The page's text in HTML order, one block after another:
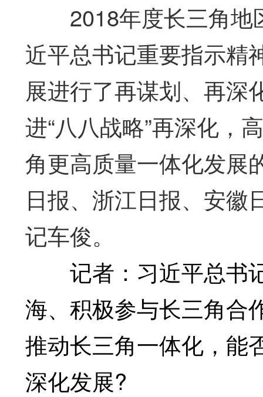
2018年度长三角地
近平总书记重要指示精
展进行了再谋划、再深
进“八八战略”再深化，
角更高质量一体化发展
日报、浙江日报、安徽
记车俊。
记者：习近平总书
海、积极参与长三角合
推动长三角一体化，能
深化发展?